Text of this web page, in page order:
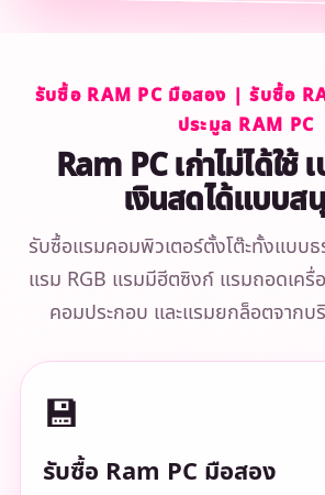
รับซื้อ RAM PC มือสอง | รับซื้อ
ประมูล RAM PC
Ram PC เก่าไม่ได้ใช้
เงินสดได้แบบส
รับซื้อแรมคอมพิวเตอร์ตั้งโต๊ะทั้งแบบ
แรม RGB แรมมีฮีตซิงก์ แรมถอดเครื่
คอมประกอบ และแรมยกล็อตจากบ
💾
รับซื้อ Ram PC มือสอง